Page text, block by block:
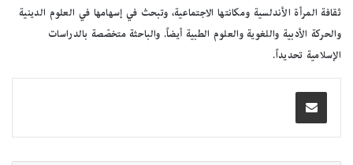
ثقافة المرأة الأندلسية ومكانتها الاجتماعية، وتبحث في إسهامها في العلوم الدينية
والحركة الأدبية واللغوية والعلوم الطبية أيضاً. والباحثة متخصّصة بالدراسات
الإسلامية تحديداً.